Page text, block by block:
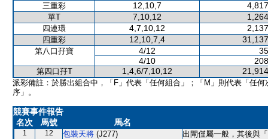
三重彩 12,10,7
單T 7,10,12
四連環 4,7,10,12
四重彩 12,10,7,4
第八口孖寶 4/12
4/10
第四口孖T 1,4,6/7,10,12
派彩備註：於勝出組合中，「F」代表「任何組合」；「M」則代表「任何
序」。
競賽事件報告
名次
馬號 馬名
1 12 包裝天將 (J277) 出閘僅屬一般，其後與